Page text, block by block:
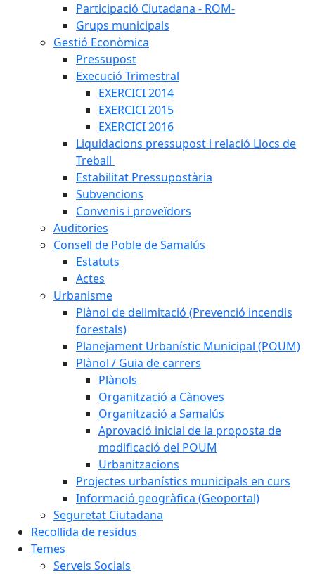
Participació Ciutadana - ROM-
Grups municipals
Gestió Econòmica
Pressupost
Execució Trimestral
EXERCICI 2014
EXERCICI 2015
EXERCICI 2016
Liquidacions pressupost i relació Llocs de
Treball
Estabilitat Pressupostària
Subvencions
Convenis i proveïdors
Auditories
Consell de Poble de Samalús
Estatuts
Actes
Urbanisme
Plànol de delimitació (Prevenció incendis
forestals)
Planejament Urbanístic Municipal (POUM)
Plànol / Guia de carrers
Plànols
Organització a Cànoves
Organització a Samalús
Aprovació inicial de la proposta de
modificació del POUM
Urbanitzacions
Projectes urbanístics municipals en curs
Informació geogràfica (Geoportal)
Seguretat Ciutadana
Recollida de residus
Temes
Serveis Socials